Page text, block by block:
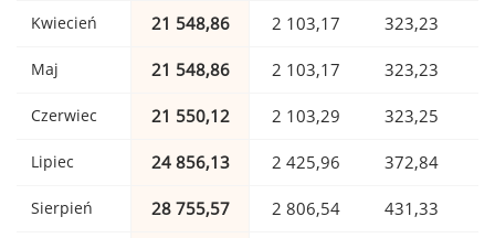
Kwiecień 21 548,86 2 103,17 323,23
Maj 21 548,86 2 103,17 323,23
Czerwiec 21 550,12 2 103,29 323,25
Lipiec 24 856,13 2 425,96 372,84
Sierpień 28 755,57 2 806,54 431,33